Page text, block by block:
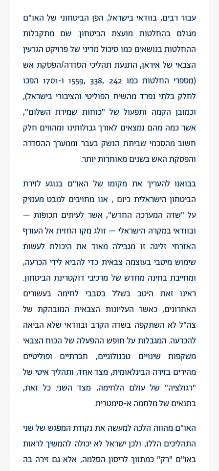
עבור רבים, בוודאי בישראל, הפן הביטחוני של האו"ם
מגולם בהחלטות מועצת הביטחון. שם מתקבלות
ההחלטות בנושאים כמו סיכול מדיני של פרויקט הגרעין
הצבאי של איראן, התנעת תהליכי הסדרה/הפסקת אש
(מספרי החלטות כמו 242 ,338 ,1559 ו-1701 הפכו
לחלק בלתי נפרד מהשיח הפוליטי והציבורי בישראל),
וכמובן הקמה ותפעול של "כוחות שמירת השלום",
אשר כמה מהם נמצאים לאורך גבולותינו ומהווים חלק
חשוב מהסכמי שביתת הנשק בעבר וממערך ההסדרה
והפסקת האש בשנים מאוחרות יותר.
בבואנו להעריך את מקומו של האו"ם בנוגע לזירת
הביטחון הישראלית כיום , אנו מחויבים למבט מעמיק
על "שדה המערכה החדש", אשר לעיתים תכופות –
ובוודאי במקרה הישראלי – זולג מקו החזית אל העורף
האזרחי. זליגה זו מגבילה מאוד את היכולת לעשות
שימוש מיטבי בעוצמה צבאית כדי להביא לידי הכרעה,
ומחייבת בחינה מחדש של מרכיבי דוקטרינת הביטחון.
ראינו זאת היטב בשלל בסבבי לחימה בעשורים
האחרונים, כאשר העליונות הצבאית המובהקת של
צה"ל לא השתקפה בשדה הקרב ובוודאי שלא הביאה
להכרעה. המגבלות על חופש ההפעלה של הכוח הצבאי
משקפות שינויים טכנולוגיים, חברתיים ופוליטיים
מהירים בזירה הבינלאומית, מצד אחד, ותהליך איטי של
"רגולציה" של עולם הלחימה, מצד השני. כל זאת,
בתנאים של מלחמה א-סימטרית.
האו"ם מהווה הלכה למעשה את נקודת המפגש של שני
התהליכים הללו, ולכן ישראל לא יכולה להמשיך לראות
באו"ם "רק" כמתווך לריסון הסלמה, אלא גם זירה בה